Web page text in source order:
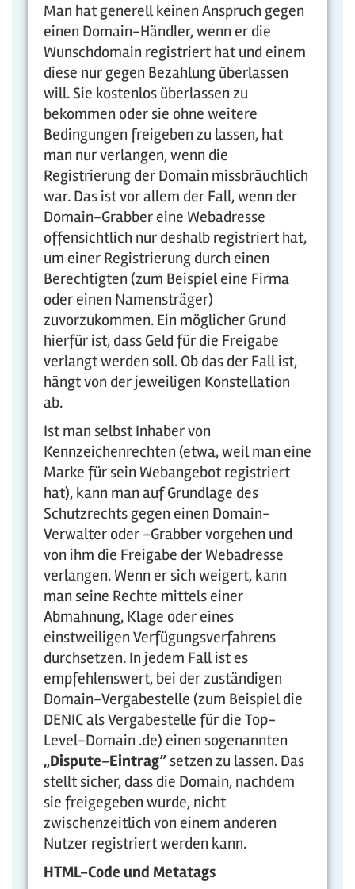
Man hat generell keinen Anspruch gegen
einen Domain-Händler, wenn er die
Wunschdomain registriert hat und einem
diese nur gegen Bezahlung überlassen
will. Sie kostenlos überlassen zu
bekommen oder sie ohne weitere
Bedingungen freigeben zu lassen, hat
man nur verlangen, wenn die
Registrierung der Domain missbräuchlich
war. Das ist vor allem der Fall, wenn der
Domain-Grabber eine Webadresse
offensichtlich nur deshalb registriert hat,
um einer Registrierung durch einen
Berechtigten (zum Beispiel eine Firma
oder einen Namensträger)
zuvorzukommen. Ein möglicher Grund
hierfür ist, dass Geld für die Freigabe
verlangt werden soll. Ob das der Fall ist,
hängt von der jeweiligen Konstellation
ab.
Ist man selbst Inhaber von
Kennzeichenrechten (etwa, weil man eine
Marke für sein Webangebot registriert
hat), kann man auf Grundlage des
Schutzrechts gegen einen Domain-
Verwalter oder -Grabber vorgehen und
von ihm die Freigabe der Webadresse
verlangen. Wenn er sich weigert, kann
man seine Rechte mittels einer
Abmahnung, Klage oder eines
einstweiligen Verfügungsverfahrens
durchsetzen. In jedem Fall ist es
empfehlenswert, bei der zuständigen
Domain-Vergabestelle (zum Beispiel die
DENIC als Vergabestelle für die Top-
Level-Domain .de) einen sogenannten
„Dispute-Eintrag” setzen zu lassen. Das
stellt sicher, dass die Domain, nachdem
sie freigegeben wurde, nicht
zwischenzeitlich von einem anderen
Nutzer registriert werden kann.
HTML-Code und Metatags